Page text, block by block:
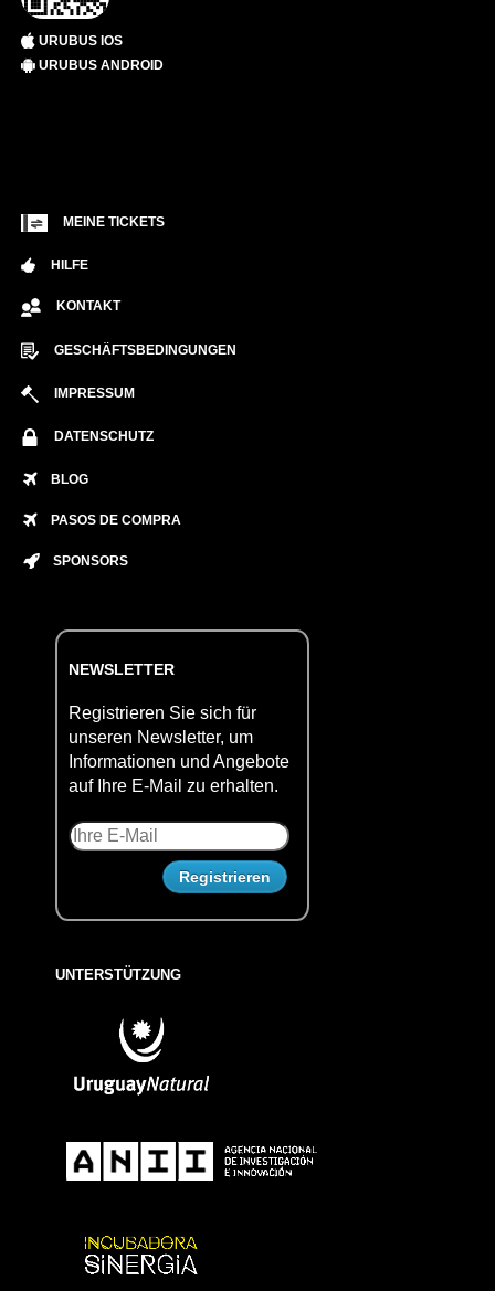
URUBUS IOS
URUBUS ANDROID
MEINE TICKETS
HILFE
KONTAKT
GESCHÄFTSBEDINGUNGEN
IMPRESSUM
DATENSCHUTZ
BLOG
PASOS DE COMPRA
SPONSORS
NEWSLETTER
Registrieren Sie sich für
unseren Newsletter, um
Informationen und Angebote
auf Ihre E-Mail zu erhalten.
UNTERSTÜTZUNG